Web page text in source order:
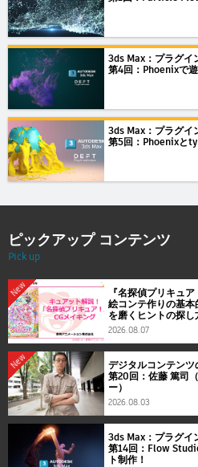
3ds Max：プラグイ
第4回：Phoenixで
3ds Max：プラグイ
第5回：Phoenixと
ピックアップ コンテンツ
Pick up
New
『名探偵プリキュ
絵コンテ作りの基本
を磨くヒントの探し
2026.08.07
New
デジタルコンテン
第20回：佐藤 篤司
ー）
2026.08.03
3ds Max：プラグイ
第14回：Flow
ト制作！